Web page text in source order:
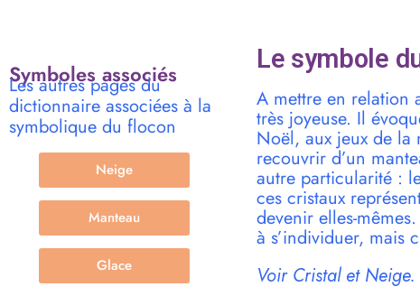
Symboles associés
Les autres pages du
dictionnaire associées à la
symbolique du flocon
Neige
Manteau
Glace
Le symbole
A mettre en relation
très joyeuse. Il
Noël, aux jeux de la
recouvrir d’un
autre particularité :
ces cristaux
devenir elles-
à s’individuer, mais
Voir Cristal et Neige.